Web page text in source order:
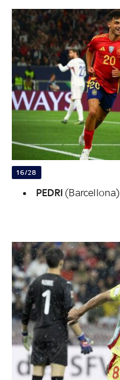
16/28
PEDRI(Barcellona)